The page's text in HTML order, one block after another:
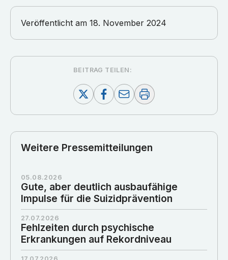
Veröffentlicht am 18. November 2024
BEITRAG TEILEN:
Weitere Pressemitteilungen
05.08.2026
Gute, aber deutlich ausbaufähige
Impulse für die Suizidprävention
27.07.2026
Fehlzeiten durch psychische
Erkrankungen auf Rekordniveau